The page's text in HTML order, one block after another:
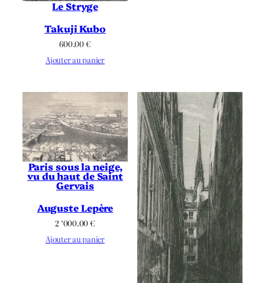
Le Stryge
Takuji Kubo
600.00€
Ajouter au panier
Paris sous la neige,
vu du haut de Saint
Gervais
Auguste Lepère
2 ‘000.00€
Ajouter au panier